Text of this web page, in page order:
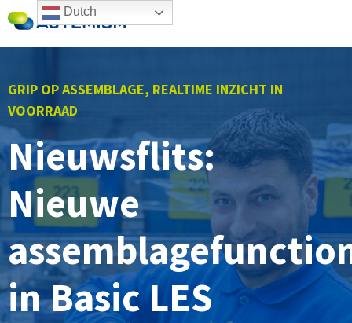
GRIP OP ASSEMBLAGE, REALTIME INZICHT IN
VOORRAAD
Nieuwsflits:
Nieuwe
in Basic LES
Dutch